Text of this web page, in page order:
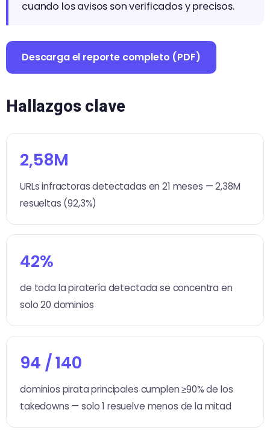
cuando los avisos son verificados y precisos.
Descarga el reporte completo (PDF)
Hallazgos clave
2,58M
URLs infractoras detectadas en 21 meses — 2,38M
resueltas (92,3%)
42%
de toda la piratería detectada se concentra en
solo 20 dominios
94 / 140
dominios pirata principales cumplen ≥90% de los
takedowns — solo 1 resuelve menos de la mitad